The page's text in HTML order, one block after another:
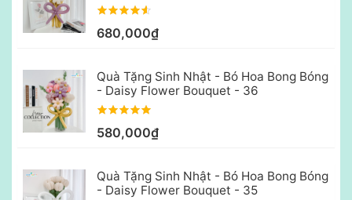
680,000₫
Quà Tặng Sinh Nhật - Bó Hoa Bong Bóng
- Daisy Flower Bouquet - 36
580,000₫
Quà Tặng Sinh Nhật - Bó Hoa Bong Bóng
- Daisy Flower Bouquet - 35